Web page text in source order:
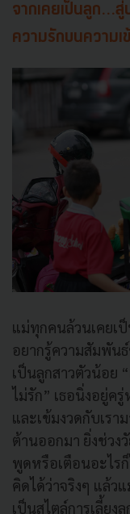
จากเคยเป็นลูก...
ความรักบนความเ
แม่ทุกคนล้วนเคยเ
อยากรู้ความสัมพัน
เป็นลูกสาวตัวน้อย
ไม่รัก” เธอนิ่งอยู่ค
และเข้มงวดกับเรา
ต้านออกมา ยิ่งช่วง
พูดหรือเตือนอะไร
คิดได้ว่าจริงๆ แล้ว
เป็นสไตล์การเลี้ยง